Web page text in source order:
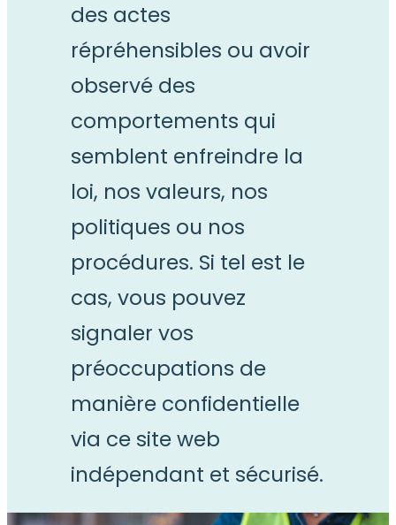
des actes
répréhensibles ou avoir
observé des
comportements qui
semblent enfreindre la
loi, nos valeurs, nos
politiques ou nos
procédures. Si tel est le
cas, vous pouvez
signaler vos
préoccupations de
manière confidentielle
via ce site web
indépendant et sécurisé.